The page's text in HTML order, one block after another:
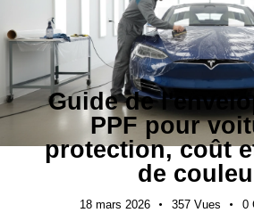
ACTUALITÉS DE
Guide de
PPF pour
protection, coût
de
18 mars 2026 357 Vues 0